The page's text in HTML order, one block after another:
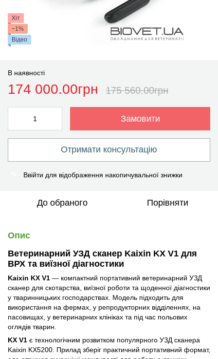
Хіт
−1%
Відео
В наявності
174 000.00грн 175 560.00грн
Замовити
Отримати консультацію
Ввійти для відображення накопичувальної знижки
До обраного Порівняти
Опис
Ветеринарний УЗД сканер Kaixin KX V1 для
ВРХ та виїзної діагностики
Kaixin KX V1 — компактний портативний ветеринарний УЗД
сканер для скотарства, виїзної роботи та щоденної діагностики
у тваринницьких господарствах. Модель підходить для
використання на фермах, у репродукторних відділеннях, на
пасовищах, у ветеринарних клініках та під час польових
оглядів тварин.
KX V1 є технологічним розвитком популярного УЗД сканера
Kaixin KX5200. Прилад зберіг практичний портативний формат,